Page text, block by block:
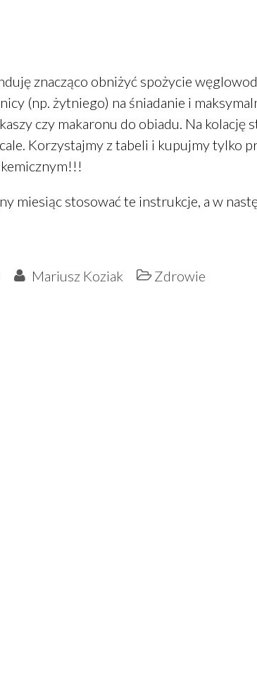
znacząco obniżyć spożycie
(np. żytniego) na śniadanie i
czy makaronu do obiadu. Na kolację
Korzystajmy z tabeli i kupujmy tylko
miesiąc stosować te instrukcje, a w
Mariusz Koziak Zdrowie